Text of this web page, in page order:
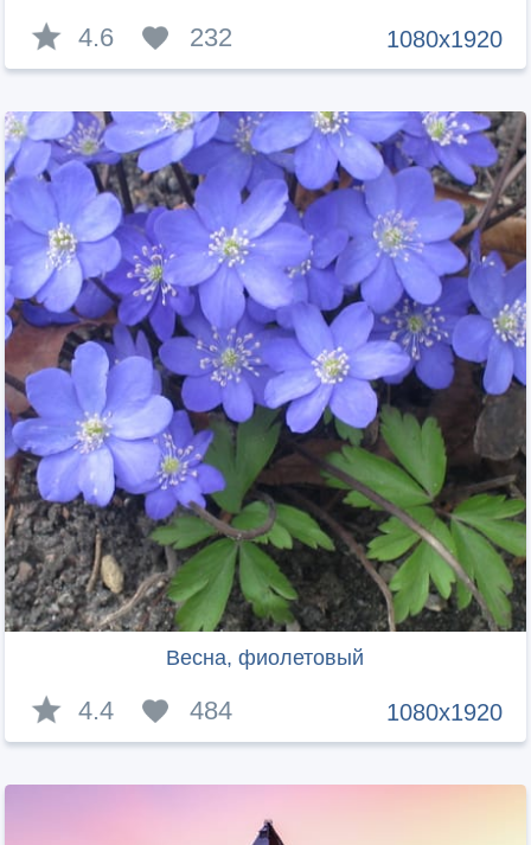
1080x1920
4.6 232
Весна, фиолетовый
1080x1920
4.4 484